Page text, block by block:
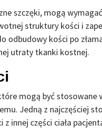
szczęki, mogą
struktury kości i
odbudowy kości po
utraty tkanki kostnej.
mogą być stosowane
Jedną z najczęściej
innej części ciała